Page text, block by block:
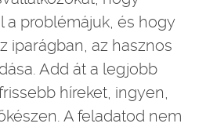
a problémájuk, és hogy
iparágban, az hasznos
Add át a legjobb
híreket, ingyen,
A feladatod nem